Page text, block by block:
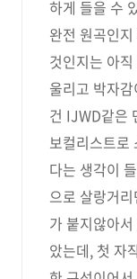
하게 들을 수
완전 원곡인
것인지는 아
울리고 박자
건 IJWD같은
보컬리스트로
다는 생각이
으로 살랑거
가 붙지않아
았는데, 첫 자